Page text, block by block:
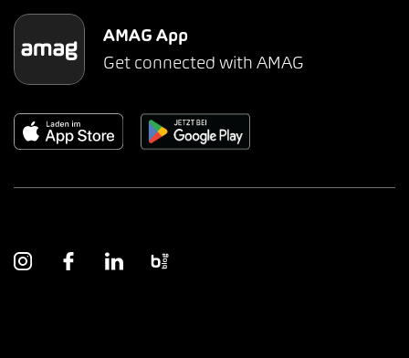
AMAG App
Get connected with AMAG